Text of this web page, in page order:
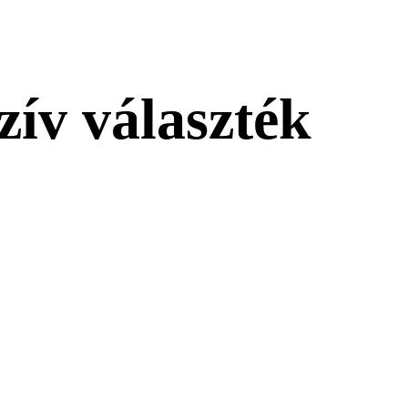
választék